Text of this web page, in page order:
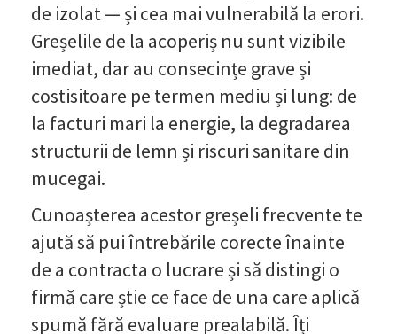
de izolat — și cea mai vulnerabilă la erori.
Greșelile de la acoperiș nu sunt vizibile
imediat, dar au consecințe grave și
costisitoare pe termen mediu și lung: de
la facturi mari la energie, la degradarea
structurii de lemn și riscuri sanitare din
mucegai.
Cunoașterea acestor greșeli frecvente te
ajută să pui întrebările corecte înainte
de a contracta o lucrare și să distingi o
firmă care știe ce face de una care aplică
spumă fără evaluare prealabilă. Îți